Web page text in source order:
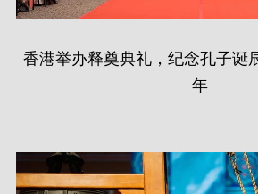
香港举办释奠典礼，纪念孔子诞
年